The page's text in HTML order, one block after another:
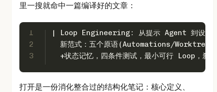
里一搜就命中一篇编译好的文章：
1
2
3
| Loop Engineering: 从提示 Agent 到设计
新范式：五个原语(Automations/
+状态记忆，四条件测试，最小可行 Loop，
打开是一份消化整合过的结构化笔记：核心定义、